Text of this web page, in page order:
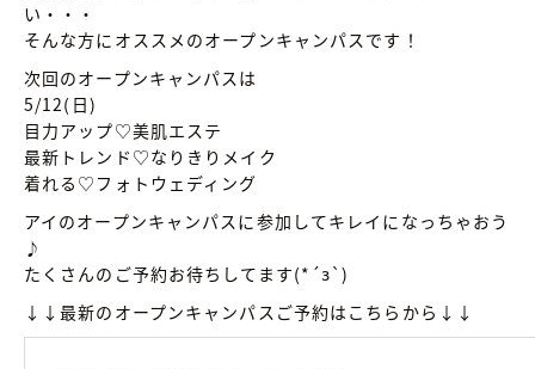
い・・・
そんな方にオススメのオープンキャンパスです！
次回のオープンキャンパスは
5/12(日)
目力アップ♡美肌エステ
最新トレンド♡なりきりメイク
着れる♡フォトウェディング
アイのオープンキャンパスに参加してキレイになっちゃおう
♪
たくさんのご予約お待ちしてます(*´з`)
↓↓最新のオープンキャンパスご予約はこちらから↓↓